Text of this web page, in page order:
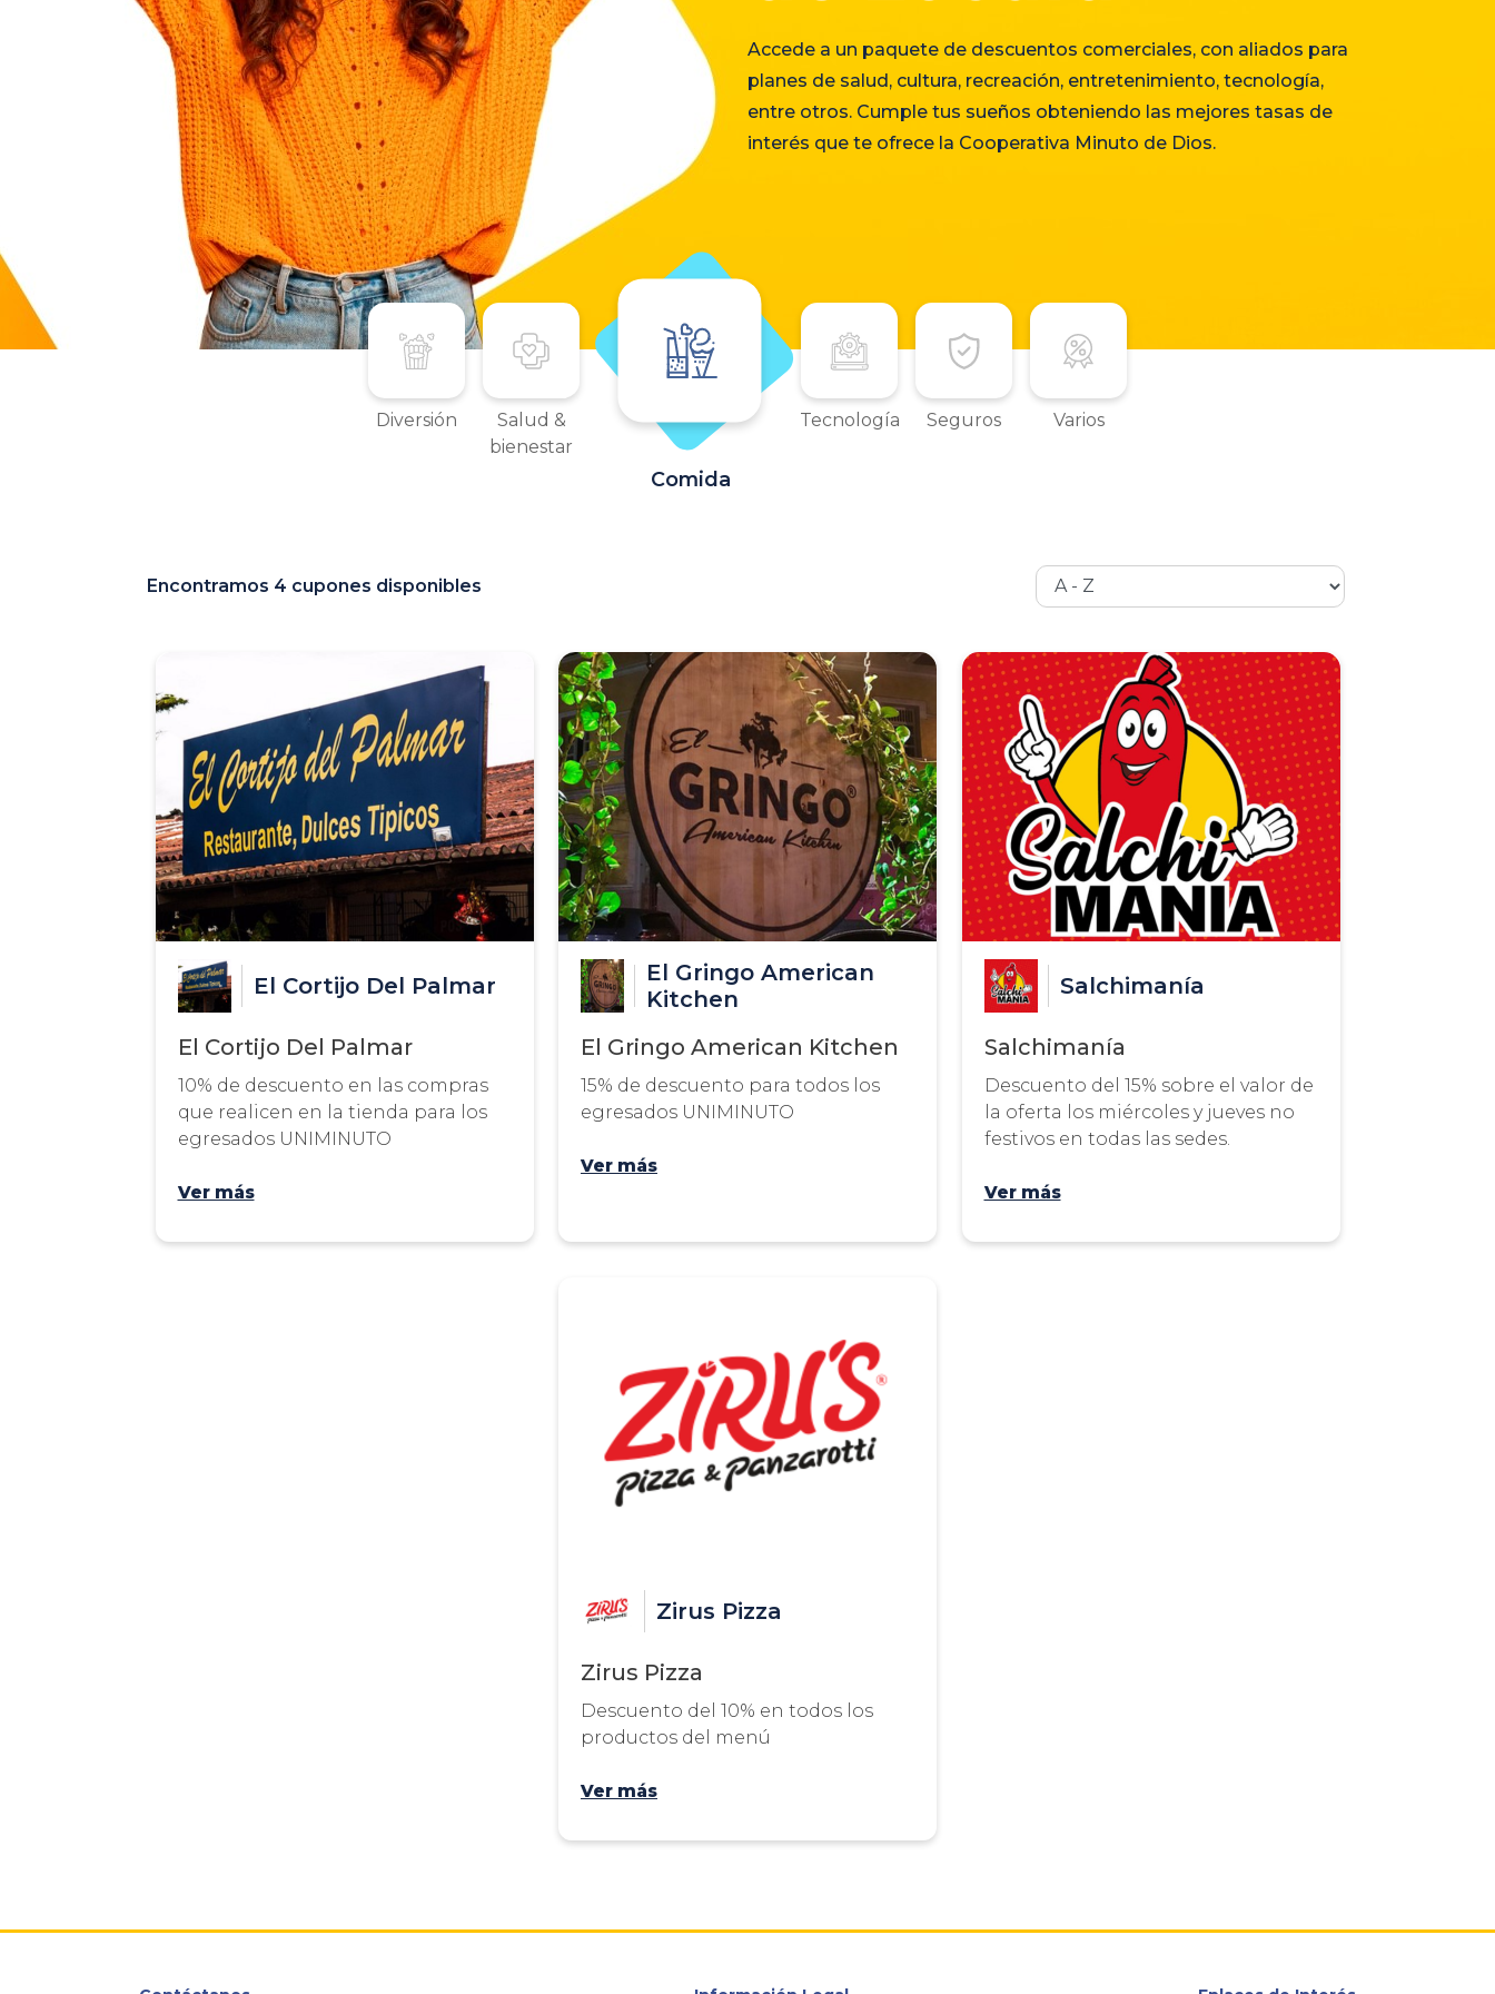
Accede a un paquete de descuentos comerciales, con aliados para
planes de salud, cultura, recreación, entretenimiento, tecnología,
entre otros. Cumple tus sueños obteniendo las mejores tasas de
interés que te ofrece la Cooperativa Minuto de Dios.
Descuentos
Diversión
Salud &
bienestar
Comida
Tecnología Seguros Varios
Encontramos 4 cupones disponibles
El Cortijo Del Palmar
El Cortijo Del Palmar
10% de descuento en las compras
que realicen en la tienda para los
egresados UNIMINUTO
Ver más
El Gringo American
Kitchen
El Gringo American Kitchen
15% de descuento para todos los
egresados UNIMINUTO
Ver más
Salchimanía
Salchimanía
Descuento del 15% sobre el valor de
la oferta los miércoles y jueves no
festivos en todas las sedes.
Ver más
Zirus Pizza
Zirus Pizza
Descuento del 10% en todos los
productos del menú
Ver más